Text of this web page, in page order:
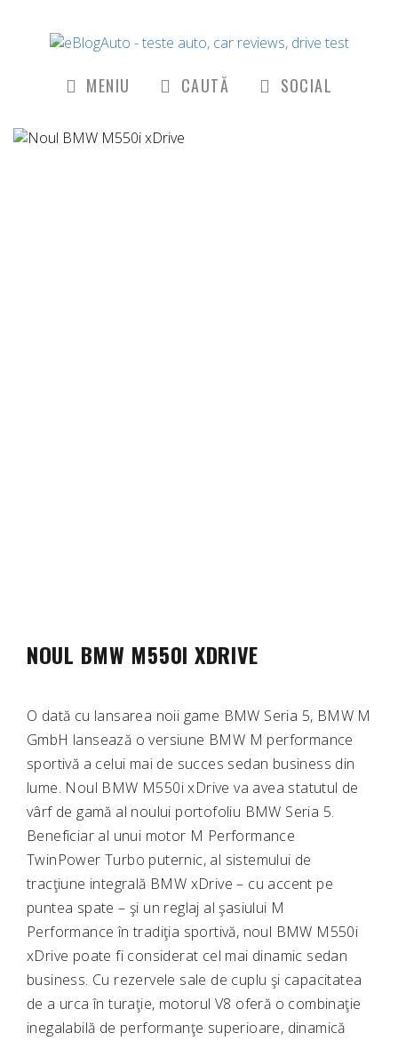
MENIU CAUTĂ SOCIAL
NOUL BMW M550I XDRIVE
O dată cu lansarea noii game BMW Seria 5, BMW M
GmbH lansează o versiune BMW M performance
sportivă a celui mai de succes sedan business din
lume. Noul BMW M550i xDrive va avea statutul de
vârf de gamă al noului portofoliu BMW Seria 5.
Beneficiar al unui motor M Performance
TwinPower Turbo puternic, al sistemului de
tracţiune integrală BMW xDrive – cu accent pe
puntea spate – şi un reglaj al şasiului M
Performance în tradiţia sportivă, noul BMW M550i
xDrive poate fi considerat cel mai dinamic sedan
business. Cu rezervele sale de cuplu şi capacitatea
de a urca în turaţie, motorul V8 oferă o combinaţie
inegalabilă de performanţe superioare, dinamică